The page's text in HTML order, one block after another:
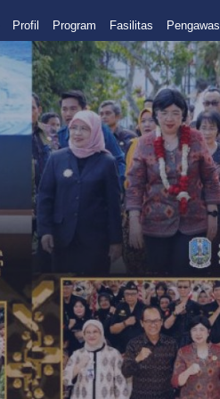
Profil Program Fasilitas Pengawas